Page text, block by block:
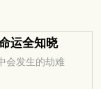
运全知晓
会发生的劫难